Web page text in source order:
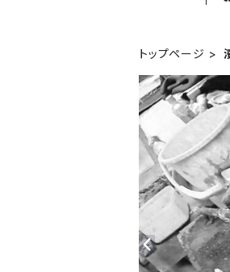
トップページ